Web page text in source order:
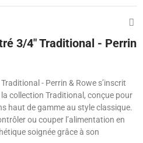
3/4" Traditional - Perrin
- Perrin & Rowe s’inscrit
collection Traditional, conçue pour
haut de gamme au style classique.
ou couper l’alimentation en
soignée grâce à son